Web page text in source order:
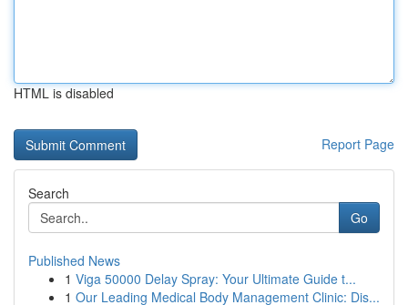
HTML is disabled
Report Page
Search
Go
Published News
1 Viga 50000 Delay Spray: Your Ultimate Guide t...
1 Our Leading Medical Body Management Clinic: Dis...